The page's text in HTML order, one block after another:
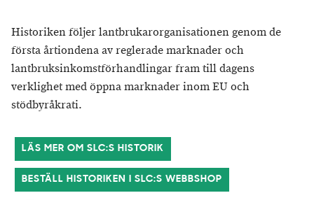
Historiken följer lantbrukarorganisationen genom de
första årtiondena av reglerade marknader och
lantbruksinkomstförhandlingar fram till dagens
verklighet med öppna marknader inom EU och
stödbyråkrati.
LÄS MER OM SLC:S HISTORIK
BESTÄLL HISTORIKEN I SLC:S WEBBSHOP